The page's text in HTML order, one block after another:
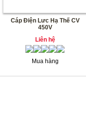
Cáp Điện Lưc Hạ Thế CV
450V
Liên hệ
Mua hàng